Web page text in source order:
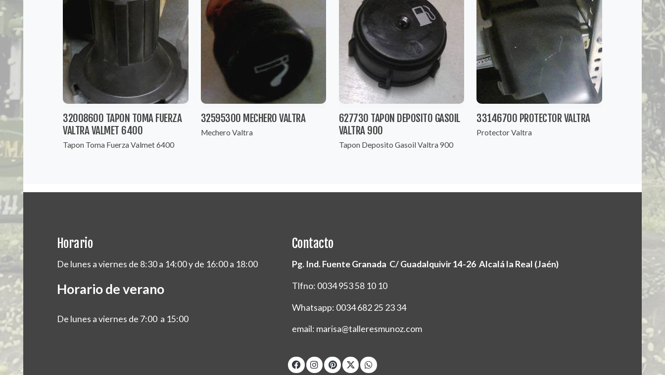
32008600 TAPON TOMA FUERZA
VALTRA VALMET 6400
Tapon Toma Fuerza Valmet 6400
32595300 MECHERO VALTRA
Mechero Valtra
627730 TAPON DEPOSITO GASOIL
VALTRA 900
Tapon Deposito Gasoil Valtra 900
33146700 PROTECTOR VALTRA
Protector Valtra
Horario
De lunes a viernes de 8:30 a 14:00 y de 16:00 a 18:00
Horario de verano
De lunes a viernes de 7:00 a 15:00
Contacto
Pg. Ind. Fuente Granada C/ Guadalquivir 14-26 Alcalá la Real (Jaén)
Tlfno: 0034 953 58 10 10
Whatsapp: 0034 682 25 23 34
email: marisa@talleresmunoz.com